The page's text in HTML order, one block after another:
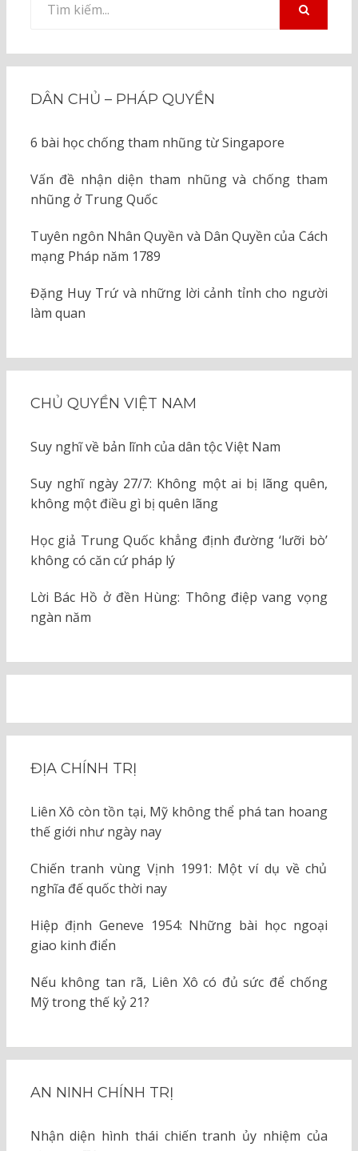
kiếm
DÂN CHỦ – PHÁP QUYỀN
6 bài học chống tham nhũng từ Singapore
Vấn đề nhận diện tham nhũng và chống tham
nhũng ở Trung Quốc
Tuyên ngôn Nhân Quyền và Dân Quyền của Cách
mạng Pháp năm 1789
Đặng Huy Trứ và những lời cảnh tỉnh cho người
làm quan
CHỦ QUYỀN VIỆT NAM
Suy nghĩ về bản lĩnh của dân tộc Việt Nam
Suy nghĩ ngày 27/7: Không một ai bị lãng quên,
không một điều gì bị quên lãng
Học giả Trung Quốc khẳng định đường ‘lưỡi bò’
không có căn cứ pháp lý
Lời Bác Hồ ở đền Hùng: Thông điệp vang vọng
ngàn năm
ĐỊA CHÍNH TRỊ
Liên Xô còn tồn tại, Mỹ không thể phá tan hoang
thế giới như ngày nay
Chiến tranh vùng Vịnh 1991: Một ví dụ về chủ
nghĩa đế quốc thời nay
Hiệp định Geneve 1954: Những bài học ngoại
giao kinh điển
Nếu không tan rã, Liên Xô có đủ sức để chống
Mỹ trong thế kỷ 21?
AN NINH CHÍNH TRỊ
Nhận diện hình thái chiến tranh ủy nhiệm của